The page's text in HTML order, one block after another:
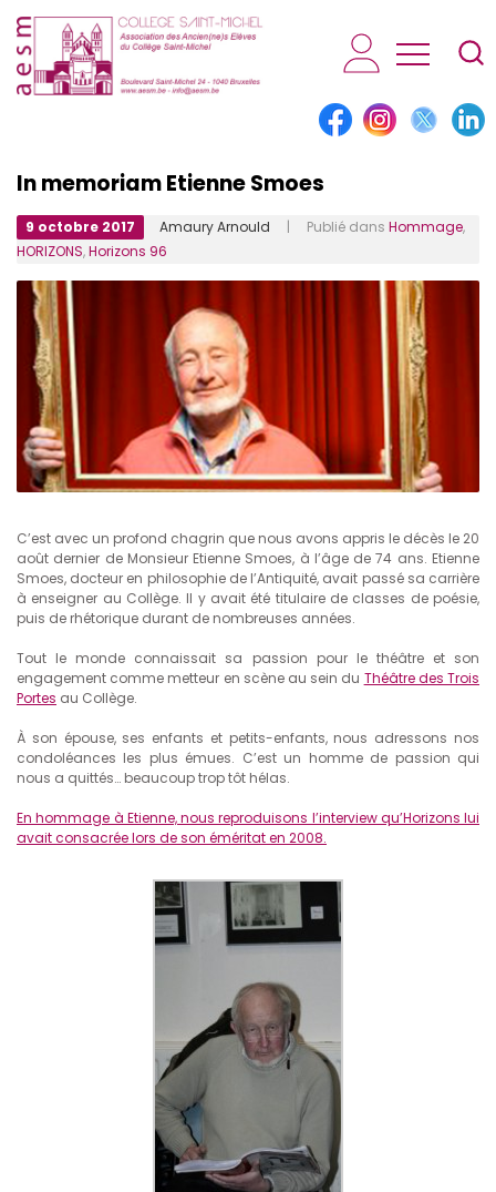
AESM...
In memoriam Etienne Smoes
9 octobre 2017 Amaury Arnould | Publié dans Hommage,
HORIZONS,Horizons 96
C’est avec un profond chagrin que nous avons appris le décès le 20
août dernier de Monsieur Etienne Smoes, à l’âge de 74 ans. Etienne
Smoes, docteur en philosophie de l’Antiquité, avait passé sa carrière
à enseigner au Collège. Il y avait été titulaire de classes de poésie,
puis de rhétorique durant de nombreuses années.
Tout le monde connaissait sa passion pour le théâtre et son
engagement comme metteur en scène au sein du Théâtre des Trois
Portes au Collège.
À son épouse, ses enfants et petits-enfants, nous adressons nos
condoléances les plus émues. C’est un homme de passion qui
nous a quittés… beaucoup trop tôt hélas.
En hommage à Etienne, nous reproduisons l’interview qu’Horizons lui
avait consacrée lors de son éméritat en 2008.